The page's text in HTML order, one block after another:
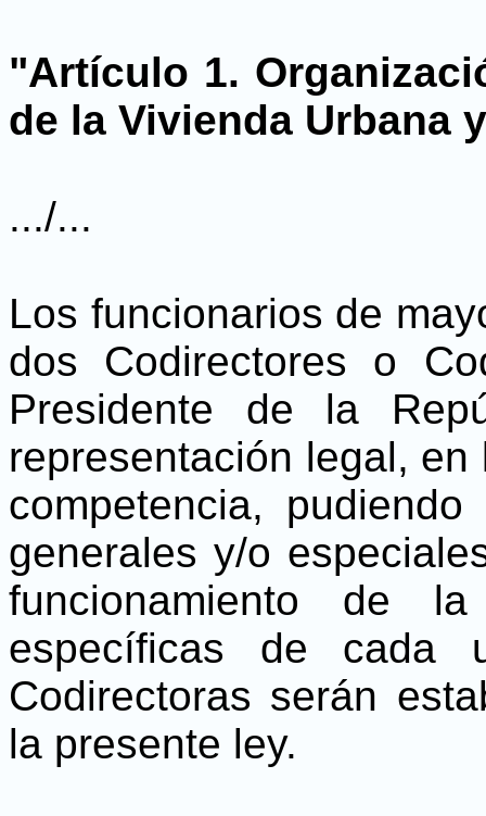
"Artículo 1.
de la Vivienda Urbana
.../...
Los funcionarios de
dos Codirectores o
Presidente de la
representación legal,
competencia,
generales y/o
funcionamiento de
específicas de cada
Codirectoras serán
la presente ley.